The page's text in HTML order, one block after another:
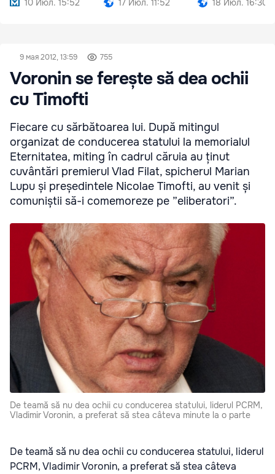
10 Июл. 15:52 17 Июл. 11:52 18 Июл. 16:30
9 мая 2012, 13:59 755
Voronin se ferește să dea ochii
cu Timofti
Fiecare cu sărbătoarea lui. După mitingul
organizat de conducerea statului la memorialul
Eternitatea, miting în cadrul căruia au ținut
cuvântări premierul Vlad Filat, spicherul Marian
Lupu și președintele Nicolae Timofti, au venit și
comuniștii să-i comemoreze pe ”eliberatori”.
De teamă să nu dea ochii cu conducerea statului, liderul PCRM,
Vladimir Voronin, a preferat să stea câteva minute la o parte
De teamă să nu dea ochii cu conducerea statului, liderul
PCRM, Vladimir Voronin, a preferat să stea câteva